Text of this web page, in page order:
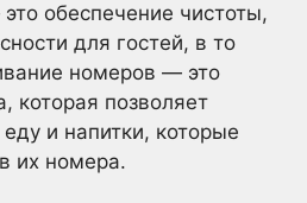
обеспечение чистоты,
для гостей, в то
номеров — это
которая позволяет
и напитки, которые
их номера.